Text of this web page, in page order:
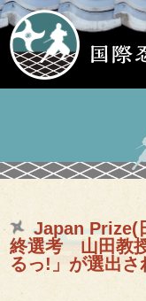
Japan Prize(
終選考 山田教
るっ!」が選出さ